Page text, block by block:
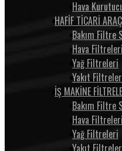
Hava
HAFİF TİCARİ
Bakım Filtre
Hava Filtreleri
Yağ Filtreleri
Yakıt
İŞ MAKİNE
Bakım Filtre
Hava Filtreleri
Yağ Filtreleri